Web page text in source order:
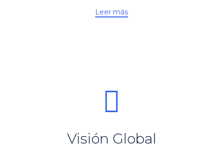
Leer más
Visión Global